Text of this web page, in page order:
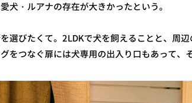
犬・ルアナの存在が大きかったという。
選びたくて。2LDKで犬を飼えることと、周
をつなぐ扉には犬専用の出入り口もあって、